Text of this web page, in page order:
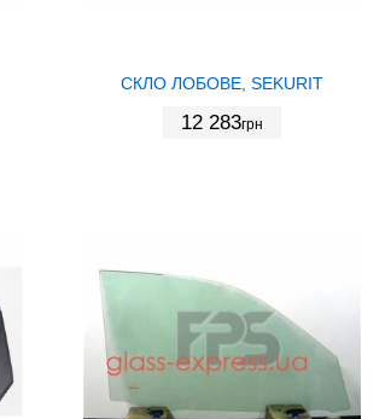
СКЛО ЛОБОВЕ, SEKURIT
12 283грн